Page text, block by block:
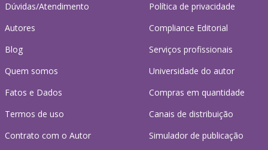
Dúvidas/Atendimento
Autores
Blog
Quem somos
Fatos e Dados
Termos de uso
Contrato com o Autor
Política de privacidade
Compliance Editorial
Serviços profissionais
Universidade do autor
Compras em quantidade
Canais de distribuição
Simulador de publicação